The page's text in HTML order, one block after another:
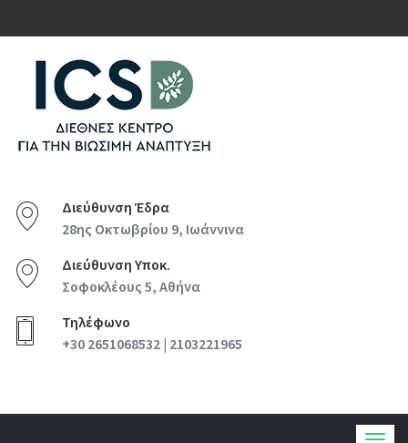
Διεύθυνση Έδρα
28ης Οκτωβρίου 9, Ιωάννινα
Διεύθυνση Υποκ.
Σοφοκλέους 5, Αθήνα
Τηλέφωνο
+30 2651068532 | 2103221965